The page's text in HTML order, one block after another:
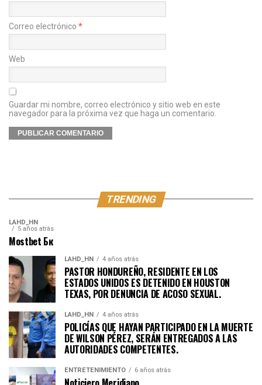
Correo electrónico *
Web
Guardar mi nombre, correo electrónico y sitio web en este
navegador para la próxima vez que haga un comentario.
TRENDING
LAHD_HN
5 años atrás
Mostbet Бк
LAHD_HN 4 años atrás
PASTOR HONDUREÑO, RESIDENTE EN LOS
ESTADOS UNIDOS ES DETENIDO EN HOUSTON
TEXAS, POR DENUNCIA DE ACOSO SEXUAL.
LAHD_HN 4 años atrás
POLICÍAS QUE HAYAN PARTICIPADO EN LA MUERTE
DE WILSON PÉREZ, SERÁN ENTREGADOS A LAS
AUTORIDADES COMPETENTES.
ENTRETENIMIENTO 6 años atrás